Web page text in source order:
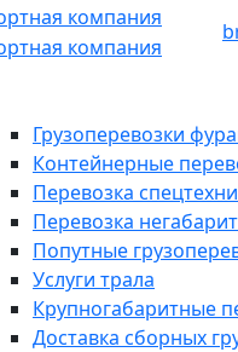
Грузоперевозки
Контейнерные
Перевозка
Перевозка
Попутные
Услуги трала
Крупногабаритные
Доставка сборных